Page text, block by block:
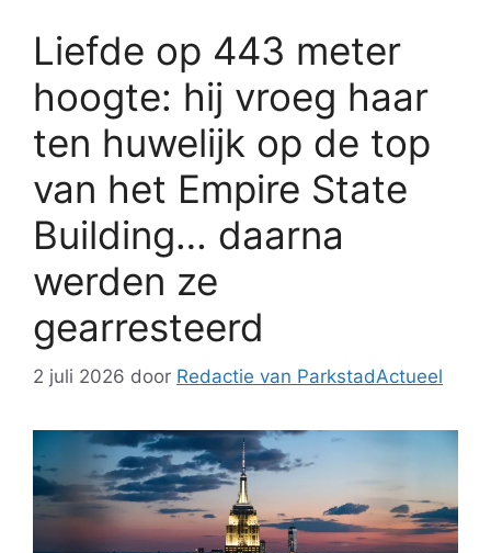
Liefde op 443 meter
hoogte: hij vroeg haar
ten huwelijk op de top
van het Empire State
Building… daarna
werden ze
gearresteerd
2 juli 2026 door Redactie van ParkstadActueel